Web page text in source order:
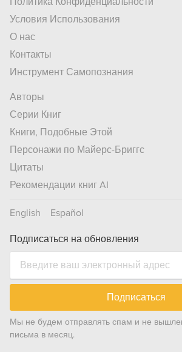
Условия Использования
О нас
Контакты
Инструмент Самопознания
Авторы
Серии Книг
Книги, Подобные Этой
Персонажи по Майерс-Бриггс
Цитаты
Рекомендации книг AI
English Español
Подписаться на обновления
Подписаться
Мы не будем отправлять спам и не
письма в месяц.